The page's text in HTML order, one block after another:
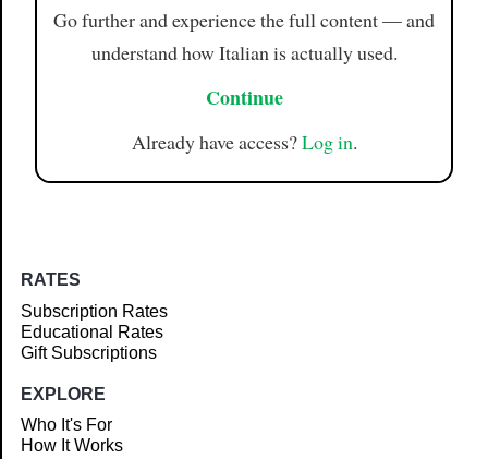
Go further and experience the full content — and
understand how Italian is actually used.
Continue
Already have access?Log in.
RATES
Subscription Rates
Educational Rates
Gift Subscriptions
EXPLORE
Who It's For
How It Works